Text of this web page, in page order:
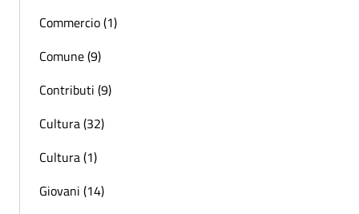
Commercio (1)
Comune (9)
Contributi (9)
Cultura (32)
Cultura (1)
Giovani (14)